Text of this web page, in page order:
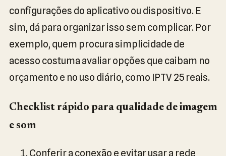
configurações do aplicativo ou dispositivo. E
sim, dá para organizar isso sem complicar. Por
exemplo, quem procura simplicidade de
acesso costuma avaliar opções que caibam no
orçamento e no uso diário, como IPTV 25 reais.
Checklist rápido para qualidade de imagem
e som
Conferir a conexão e evitar usar a rede